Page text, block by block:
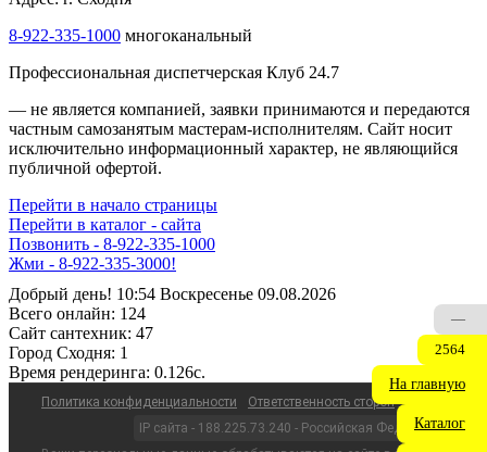
8-922-335-1000 многоканальный
Профессиональная диспетчерская Клуб 24.7
— не является компанией, заявки принимаются и передаются
частным самозанятым мастерам‑исполнителям. Сайт носит
исключительно информационный характер, не являющийся
публичной офертой.
Перейти в начало страницы
Перейти в каталог - сайта
Позвонить - 8-922-335-1000
Жми - 8-922-335-3000!
Добрый день! 10:54 Воскресенье 09.08.2026
Всего онлайн: 124
Сайт cантехник: 47
Город Сходня: 1
Время рендеринга: 0.126c.
Политика конфиденциальности
Ответственность сторон
IP сайта - 188.225.73.240 - Российская Федерация
—
2564
На главную
Каталог